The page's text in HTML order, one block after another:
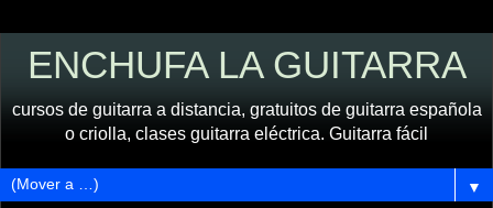
ENCHUFA LA GUITARRA
cursos de guitarra a distancia, gratuitos de guitarra española
o criolla, clases guitarra eléctrica. Guitarra fácil
▼